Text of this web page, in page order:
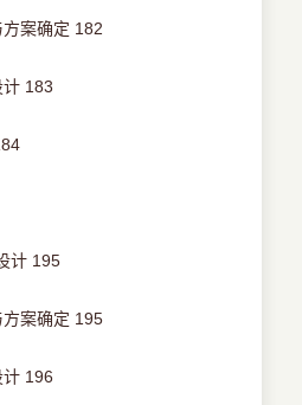
案确定 182
183
计 195
案确定 195
196